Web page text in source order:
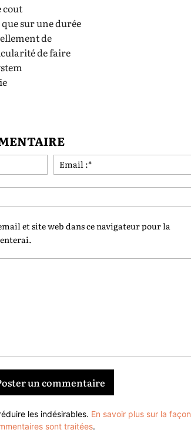
cout
sur une durée
de
de faire
Nom
:*
et site web dans ce navigateur pour la
les indésirables. En savoir plus sur la façon
sont traitées.